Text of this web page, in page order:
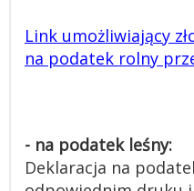
Link umożliwiający
na podatek rolny
- na podatek leśny:
Deklaracja na